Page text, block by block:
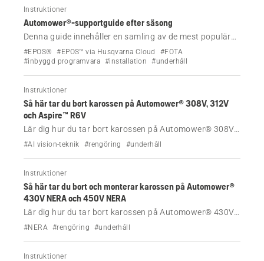
förbereder Automower®-klipparen.
Instruktioner
Automower®-supportguide efter säsong
Denna guide innehåller en samling av de mest populära
Automower®-supportfrågorna för varje säsong, från
vårförberedelser till vinterförvaring. Läs våra expertråd
Automower® Connect-funktioner och mycket mer.
#EPOS® #EPOS™ via Husqvarna Cloud
#FOTA
#inbyggd programvara #installation #underhåll
Instruktioner
Så här tar du bort karossen på Automower® 308V, 312V
och Aspire™ R6V
Lär dig hur du tar bort karossen på Automower® 308V,
312V och Aspire™ R6V, exempelvis före rengöring.
#AI vision-teknik #rengöring #underhåll
Instruktioner
Så här tar du bort och monterar karossen på Automower®
430V NERA och 450V NERA
Lär dig hur du tar bort karossen på Automower® 430V
NERA och 450V NERA, till exempel inför rengöring.
#NERA #rengöring #underhåll
Instruktioner